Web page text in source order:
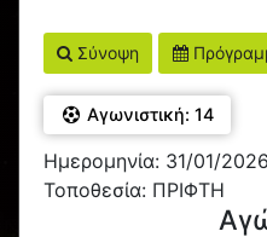
Σύνοψη
Αγωνιστική: 14
Ημερομηνία: 31/01/
Τοποθεσία: ΠΡΙΦΤΗ